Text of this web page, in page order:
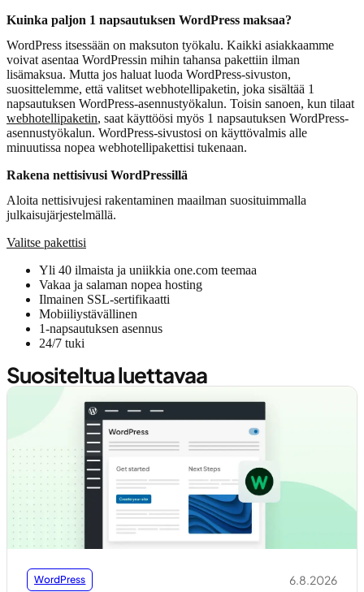
Kuinka paljon 1 napsautuksen WordPress maksaa?
WordPress itsessään on maksuton työkalu. Kaikki asiakkaamme
voivat asentaa WordPressin mihin tahansa pakettiin ilman
lisämaksua. Mutta jos haluat luoda WordPress-sivuston,
suosittelemme, että valitset webhotellipaketin, joka sisältää 1
napsautuksen WordPress-asennustyökalun. Toisin sanoen, kun tilaat
webhotellipaketin, saat käyttöösi myös 1 napsautuksen WordPress-
asennustyökalun. WordPress-sivustosi on käyttövalmis alle
minuutissa nopea webhotellipakettisi tukenaan.
Rakena nettisivusi WordPressillä
Aloita nettisivujesi rakentaminen maailman suosituimmalla
julkaisujärjestelmällä.
Valitse pakettisi
Yli 40 ilmaista ja uniikkia one.com teemaa
Vakaa ja salaman nopea hosting
Ilmainen SSL-sertifikaatti
Mobiiliystävällinen
1-napsautuksen asennus
24/7 tuki
Suositeltua luettavaa
WordPress 6.8.2026